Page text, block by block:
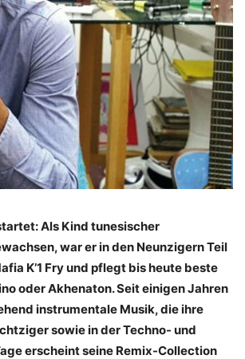
Als Kind ­tunesischer
war er in den Neunzigern Teil
K’1 Fry und pflegt bis heute beste
oder Akhenaton. Seit einigen Jahren
instrumentale Musik, die ihre
sowie in der Techno- und
erscheint seine Remix-Collection